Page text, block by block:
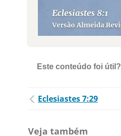
Este conteúdo foi útil?
Eclesiastes 7:29
Veja também